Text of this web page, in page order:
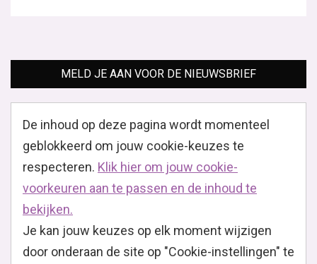
MELD JE AAN VOOR DE NIEUWSBRIEF
De inhoud op deze pagina wordt momenteel
geblokkeerd om jouw cookie-keuzes te
respecteren. Klik hier om jouw cookie-
voorkeuren aan te passen en de inhoud te
bekijken.
Je kan jouw keuzes op elk moment wijzigen
door onderaan de site op "Cookie-instellingen" te